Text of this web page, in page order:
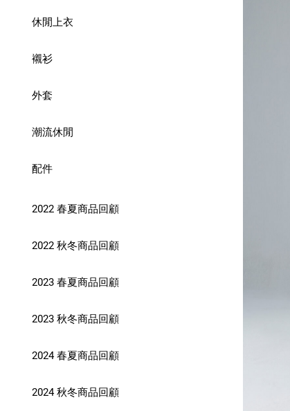
休閒上衣
襯衫
外套
潮流休閒
配件
2022 春夏商品回顧
2022 秋冬商品回顧
2023 春夏商品回顧
2023 秋冬商品回顧
2024 春夏商品回顧
2024 秋冬商品回顧